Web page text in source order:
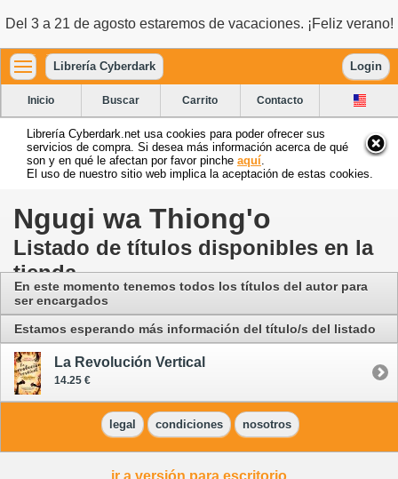
Del 3 a 21 de agosto estaremos de vacaciones. ¡Feliz verano!
Librería Cyberdark Login
Inicio Buscar Carrito Contacto
Librería Cyberdark.net usa cookies para poder ofrecer sus
servicios de compra. Si desea más información acerca de qué
son y en qué le afectan por favor pinche aquí
El uso de nuestro sitio web implica la aceptación de estas cookies.
Ngugi wa Thiong'o
Listado de títulos disponibles en la
tienda
En este momento tenemos todos los títulos del autor para
ser encargados
Estamos esperando más información del título/s del listado
La Revolución Vertical
14.25 €
legal condiciones nosotros
ir a versión para escritorio